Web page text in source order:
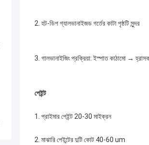
2. হট-ডিপ গ্যালভানাইজড গর্তের কাটা পৃষ্ঠটি সুন্দর
3. গালভানাইজিং প্রক্রিয়া: ইস্পাত কাঠামো →
পেইন্ট
1. প্রাইমার পেইন্ট 20-30 মাইক্রন
2. মাঝারি পেইন্টের দুটি কোট 40-60 um